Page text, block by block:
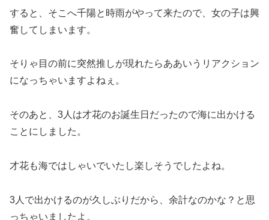
すると、そこへ千陽と時雨がやって来たので、女の子は興
奮してしまいます。
そりゃ目の前に突然推しが現れたらああいうリアクション
になっちゃいますよねぇ。
そのあと、3人は才花のお誕生日だったので海に出かける
ことにしました。
才花も海ではしゃいでいたし楽しそうでしたよね。
3人で出かけるのが久しぶりだから、余計なのかな？と思
っちゃいましたよ。